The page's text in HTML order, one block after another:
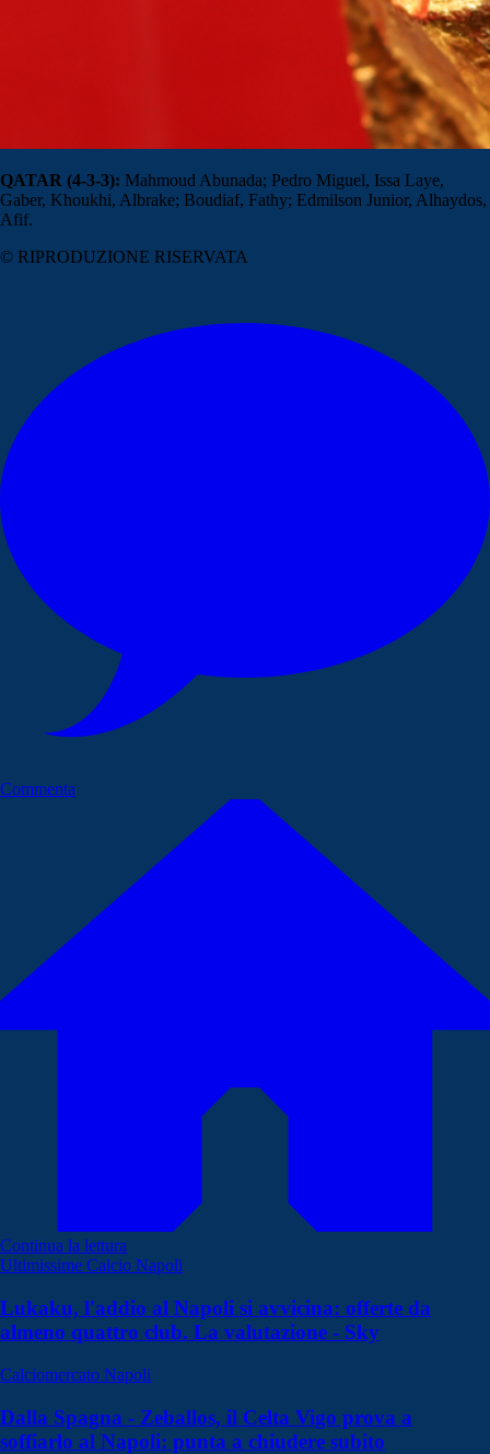
QATAR (4-3-3): Mahmoud Abunada; Pedro Miguel, Issa Laye,
Gaber, Khoukhi, Albrake; Boudiaf, Fathy; Edmilson Junior, Alhaydos,
Afif.
© RIPRODUZIONE RISERVATA
Commenta
Continua la lettura
Ultimissime Calcio Napoli
Lukaku, l'addio al Napoli si avvicina: offerte da
almeno quattro club. La valutazione - Sky
Calciomercato Napoli
Dalla Spagna - Zeballos, il Celta Vigo prova a
soffiarlo al Napoli: punta a chiudere subito